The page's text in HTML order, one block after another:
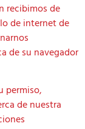
recibimos de
de internet de
de su navegador
permiso,
de nuestra